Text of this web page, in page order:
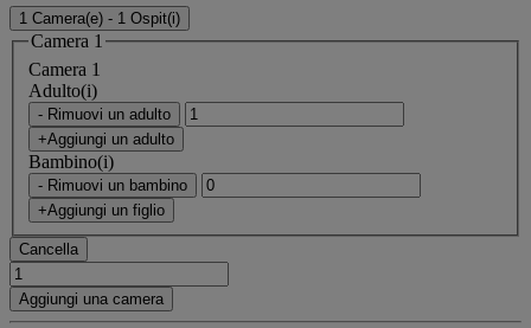
1 Camera(e) - 1 Ospit(i)
Camera 1
Camera 1
Adulto(i)
- Rimuovi un adulto
+Aggiungi un adulto
Bambino(i)
- Rimuovi un bambino
+Aggiungi un figlio
Cancella
Aggiungi una camera